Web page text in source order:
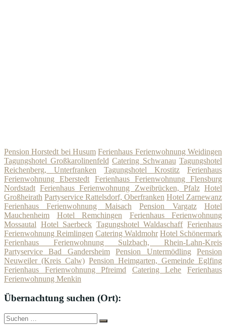
Pension Horstedt bei Husum Ferienhaus Ferienwohnung Weidingen
Tagungshotel Großkarolinenfeld Catering Schwanau Tagungshotel
Reichenberg, Unterfranken
Tagungshotel Krostitz
Ferienhaus
Ferienwohnung Eberstedt
Ferienhaus Ferienwohnung Flensburg
Nordstadt Ferienhaus Ferienwohnung Zweibrücken, Pfalz Hotel
Großheirath Partyservice Rattelsdorf, Oberfranken Hotel Zarnewanz
Ferienhaus Ferienwohnung Maisach
Pension Vargatz
Hotel
Mauchenheim
Hotel Remchingen
Ferienhaus Ferienwohnung
Mossautal Hotel Saerbeck Tagungshotel Waldaschaff Ferienhaus
Ferienwohnung Reimlingen Catering Waldmohr Hotel Schönermark
Ferienhaus Ferienwohnung Sulzbach, Rhein-Lahn-Kreis
Partyservice Bad Gandersheim
Pension Untermödling
Pension
Neuweiler (Kreis Calw) Pension Heimgarten, Gemeinde Eglfing
Ferienhaus Ferienwohnung Pfreimd
Catering Lehe
Ferienhaus
Ferienwohnung Menkin
Übernachtung suchen (Ort):
Suche
nach:
Suchen